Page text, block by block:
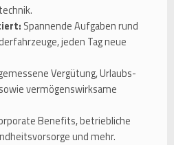
Spannende Aufgaben rund
jeden Tag neue
Vergütung, Urlaubs-
vermögenswirksame
Benefits, betriebliche
und mehr.